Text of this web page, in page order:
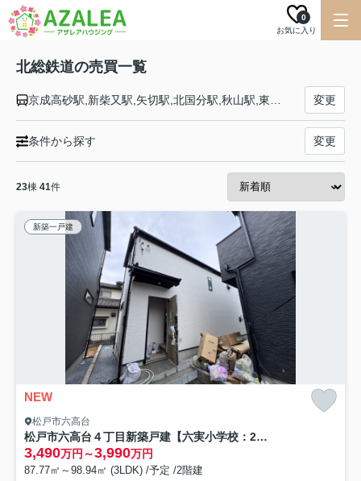
お気に入り
0
北総鉄道の売買一覧
変更
条件から探す 変更
23棟 41件
新築一戸建
NEW
松戸市六高台
松戸市六高台４丁目新築戸建【六実小学校：2分】
3,490万円～3,990万円
87.77㎡～98.94㎡ (3LDK) /予定 /2階建